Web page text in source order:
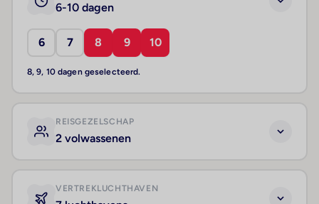
6-10 dagen
6 7 8 9 10
8, 9, 10 dagen geselecteerd.
REISGEZELSCHAP
2 volwassenen
VERTREKLUCHTHAVEN